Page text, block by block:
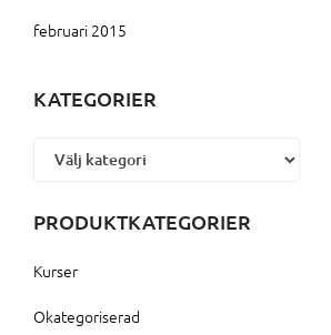
februari 2015
KATEGORIER
Kategorier
PRODUKTKATEGORIER
Kurser
Okategoriserad